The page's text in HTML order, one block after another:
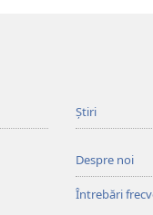
Știri
Despre noi
Întrebări